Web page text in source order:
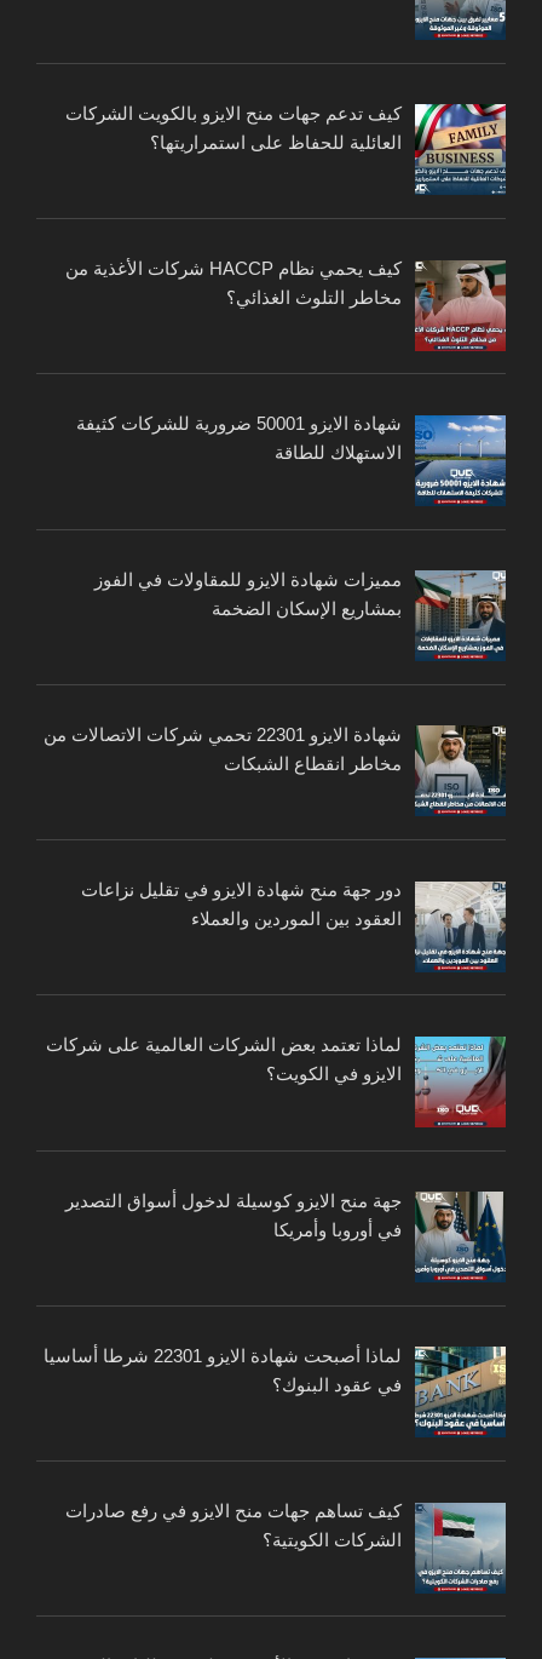
كيف تدعم جهات منح الايزو بالكويت الشركات
العائلية للحفاظ على استمراريتها؟
كيف يحمي نظام HACCP شركات الأغذية من
مخاطر التلوث الغذائي؟
شهادة الايزو 50001 ضرورية للشركات كثيفة
الاستهلاك للطاقة
مميزات شهادة الايزو للمقاولات في الفوز
بمشاريع الإسكان الضخمة
شهادة الايزو 22301 تحمي شركات الاتصالات من
مخاطر انقطاع الشبكات
دور جهة منح شهادة الايزو في تقليل نزاعات
العقود بين الموردين والعملاء
لماذا تعتمد بعض الشركات العالمية على شركات
الايزو في الكويت؟
جهة منح الايزو كوسيلة لدخول أسواق التصدير
في أوروبا وأمريكا
لماذا أصبحت شهادة الايزو 22301 شرطا أساسيا
في عقود البنوك؟
كيف تساهم جهات منح الايزو في رفع صادرات
الشركات الكويتية؟